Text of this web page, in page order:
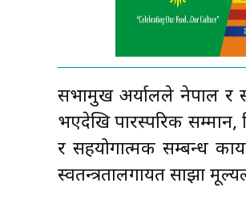
सभामुख अर्यालले नेपाल र
भएदेखि पारस्परिक सम्मान,
र सहयोगात्मक सम्बन्ध
स्वतन्त्रतालगायत साझा